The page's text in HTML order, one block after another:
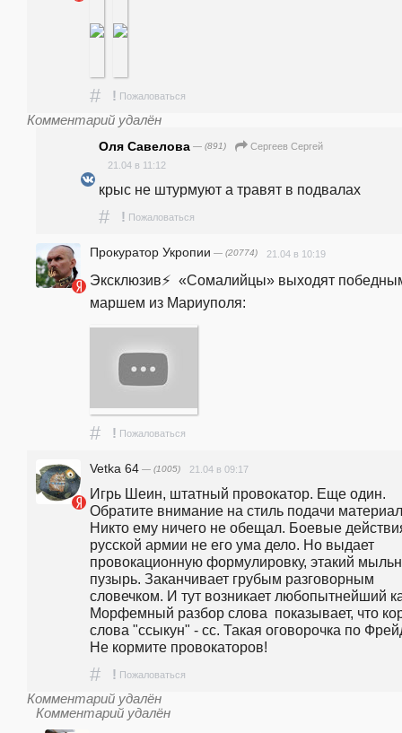
# ! Пожаловаться
Комментарий удалён
Оля Савелова — (891)
Сергеев Сергей
21.04 в 11:12
крыс не штурмуют а травят в подвалах
# ! Пожаловаться
Прокуратор Укропии — (20774) 21.04 в 10:19
Эксклюзив⚡️  «Сомалийцы» выходят
маршем из Мариуполя:
# ! Пожаловаться
Vetka 64 — (1005) 21.04 в 09:17
Игрь Шеин, штатный провокатор. Еще один.
Обратите внимание на стиль подачи
Никто ему ничего не обещал. Боевые
русской армии не его ума дело. Но выдает
провокационную формулировку, этакий
пузырь. Заканчивает грубым разговорным
словечком. И тут возникает любопытнейший
Морфемный разбор слова  показывает, что
слова "ссыкун" - сс. Такая оговорочка по
Не кормите провокаторов!
# ! Пожаловаться
Комментарий удалён
Комментарий удалён